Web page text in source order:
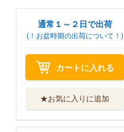
通常１～２日で出荷
(！お盆時期の出荷について！)
カートに入れる
★お気に入りに追加